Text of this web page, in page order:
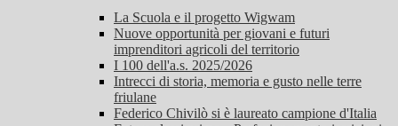
La Scuola e il progetto Wigwam
Nuove opportunità per giovani e futuri
imprenditori agricoli del territorio
I 100 dell'a.s. 2025/2026
Intrecci di storia, memoria e gusto nelle terre
friulane
Federico Chivilò si è laureato campione d'Italia